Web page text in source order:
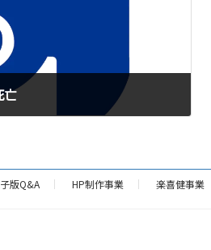
亡
版Q&A HP制作事業 楽喜健事業